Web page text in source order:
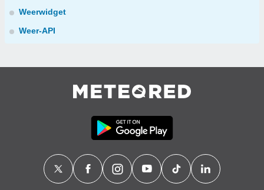
Weerwidget
Weer-API